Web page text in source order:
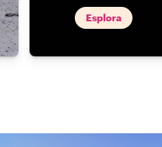
Esplora